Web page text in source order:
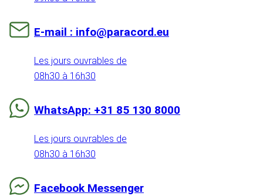
E-mail : info@paracord.eu
Les jours ouvrables de
08h30 à 16h30
WhatsApp: +31 85 130 8000
Les jours ouvrables de
08h30 à 16h30
Facebook Messenger